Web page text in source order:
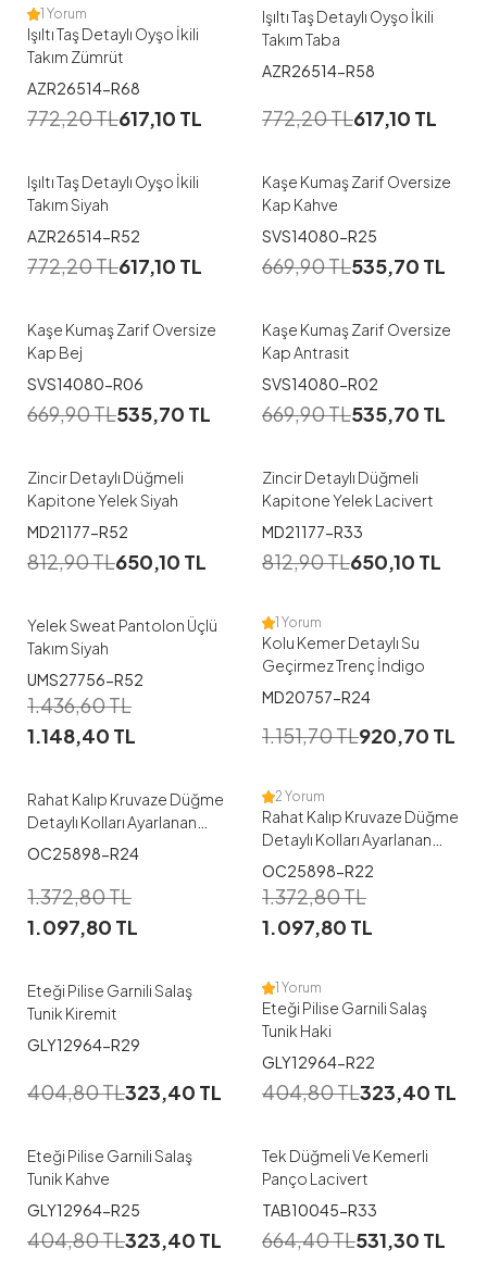
1 Yorum
Işıltı Taş Detaylı Oyşo İkili
Takım Zümrüt
AZR26514-R68
772,20TL617,10 TL
Işıltı Taş Detaylı Oyşo İkili
Takım Taba
AZR26514-R58
772,20TL617,10 TL
2
Işıltı Taş Detaylı Oyşo İkili
Takım Siyah
AZR26514-R52
772,20TL617,10 TL
Kaşe Kumaş Zarif Oversize
Kap Kahve
SVS14080-R25
669,90TL535,70 TL
Kaşe Kumaş Zarif Oversize
Kap Bej
SVS14080-R06
669,90TL535,70 TL
Kaşe Kumaş Zarif Oversize
Kap Antrasit
SVS14080-R02
669,90TL535,70 TL
38
Zincir Detaylı Düğmeli
Kapitone Yelek Siyah
MD21177-R52
812,90TL650,10 TL
38
Zincir Detaylı Düğmeli
Kapitone Yelek Lacivert
MD21177-R33
812,90TL650,10 TL
1 4
Yelek Sweat Pantolon Üçlü
Takım Siyah
UMS27756-R52
1.436,60TL
1.148,40 TL
38 40 42 44 46
48
1 Yorum
Kolu Kemer Detaylı Su
Geçirmez Trenç İndigo
MD20757-R24
1.151,70TL920,70 TL
38 40 42
48
Rahat Kalıp Kruvaze Düğme
Detaylı Kolları Ayarlanan
Trençkot İndigo
OC25898-R24
1.372,80TL
1.097,80 TL
42 48
2 Yorum
Rahat Kalıp Kruvaze Düğme
Detaylı Kolları Ayarlanan
Trençkot Haki
OC25898-R22
1.372,80TL
1.097,80 TL
1
Eteği Pilise Garnili Salaş
Tunik Kiremit
GLY12964-R29
404,80TL323,40 TL
1
1 Yorum
Eteği Pilise Garnili Salaş
Tunik Haki
GLY12964-R22
404,80TL323,40 TL
1
Eteği Pilise Garnili Salaş
Tunik Kahve
GLY12964-R25
404,80TL323,40 TL
M XL
Tek Düğmeli Ve Kemerli
Panço Lacivert
TAB10045-R33
664,40TL531,30 TL
L XL
11-12 13-14 15-16
17-18 9-10